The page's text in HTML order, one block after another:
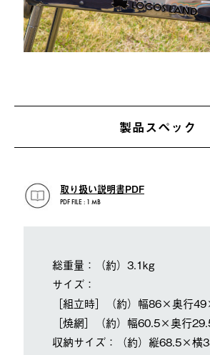
製品スペック
取り扱い説明書PDF
PDF FILE : 1 MB
総重量：（約）3.1kg
サイズ：
［組立時］（約）幅86×奥行
［焼網］（約）幅60.5×奥行
収納サイズ：（約）縦68.5×横